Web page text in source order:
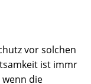
vor solchen
ist immr
die